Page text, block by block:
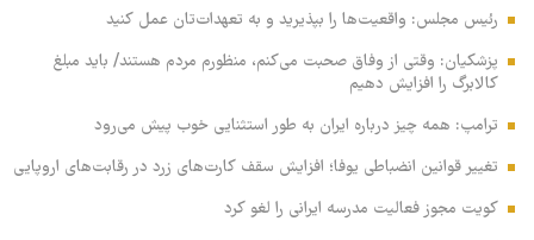
رئیس مجلس: واقعیت‌ها را بپذیرید و به تعهدات‌تان عمل کنید
پزشکیان: وقتی از وفاق صحبت می‌کنم، منظورم مردم هستند/ باید مبلغ
کالابرگ را افزایش دهیم
ترامپ: همه چیز درباره ایران به طور استثنایی خوب پیش می‌رود
تغییر قوانین انضباطی یوفا؛ افزایش سقف کارت‌های زرد در رقابت‌های اروپایی
کویت مجوز فعالیت مدرسه ایرانی را لغو کرد